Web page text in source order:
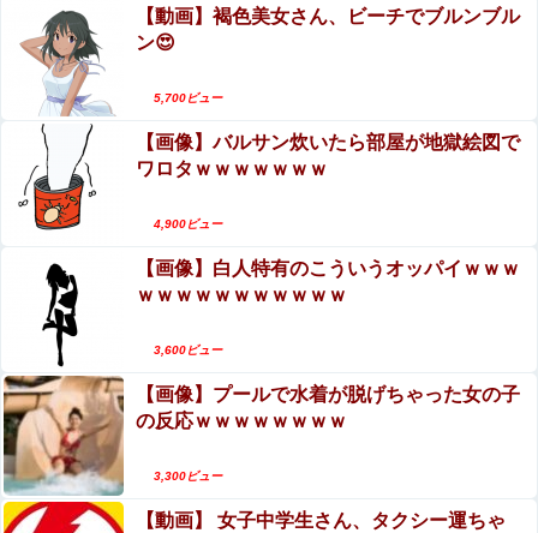
【動画】褐色美女さん、ビーチでブルンブル
ン😍
5,700ビュー
【画像】バルサン炊いたら部屋が地獄絵図で
ワロタｗｗｗｗｗｗｗ
4,900ビュー
【画像】白人特有のこういうオッパイｗｗｗ
ｗｗｗｗｗｗｗｗｗｗｗ
3,600ビュー
【画像】プールで水着が脱げちゃった女の子
の反応ｗｗｗｗｗｗｗｗ
3,300ビュー
【動画】 女子中学生さん、タクシー運ちゃ